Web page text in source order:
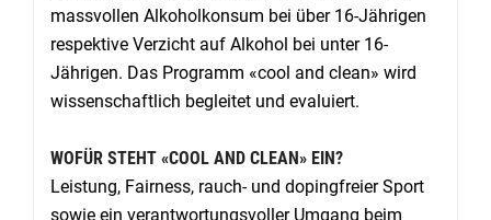
massvollen Alkoholkonsum bei über 16-Jährigen
respektive Verzicht auf Alkohol bei unter 16-
Jährigen. Das Programm «cool and clean» wird
wissenschaftlich begleitet und evaluiert.
WOFÜR STEHT «COOL AND CLEAN» EIN?
Leistung, Fairness, rauch- und dopingfreier Sport
sowie ein verantwortungsvoller Umgang beim